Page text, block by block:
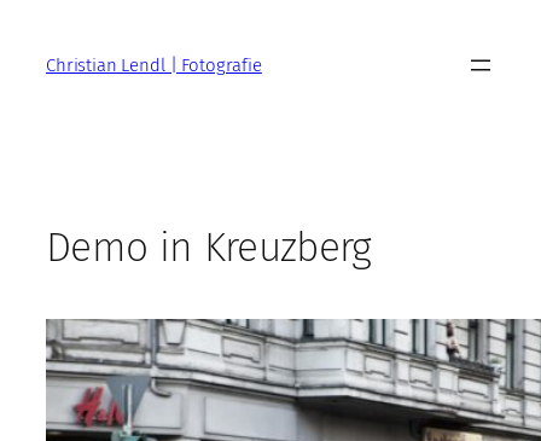
springenChristian Lendl | Fotografie
Demo in Kreuzberg